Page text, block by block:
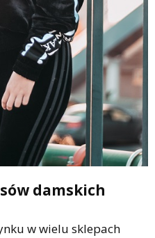
damskich
w wielu sklepach